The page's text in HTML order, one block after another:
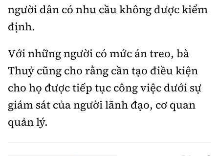
người dân có nhu cầu không được kiểm
định.
Với những người có mức án treo, bà
Thuỷ cũng cho rằng cần tạo điều kiện
cho họ được tiếp tục công việc dưới sự
giám sát của người lãnh đạo, cơ quan
quản lý.